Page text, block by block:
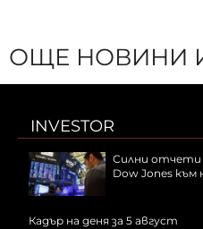
ОЩЕ НОВИНИ
INVESTOR
Силни отчети
Dow Jones към
Кадър на деня за 5 август